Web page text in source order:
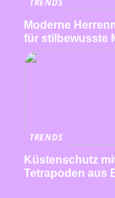
Moderne
für stilbewusste
TRENDS
Küstenschutz
Tetrapoden aus